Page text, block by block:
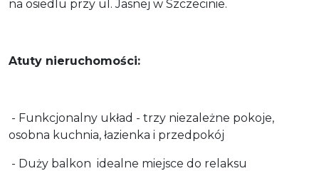
na osiedlu przy ul. Jasnej w Szczecinie.
Atuty nieruchomości:
- Funkcjonalny układ - trzy niezależne pokoje,
osobna kuchnia, łazienka i przedpokój
- Duży balkon idealne miejsce do relaksu